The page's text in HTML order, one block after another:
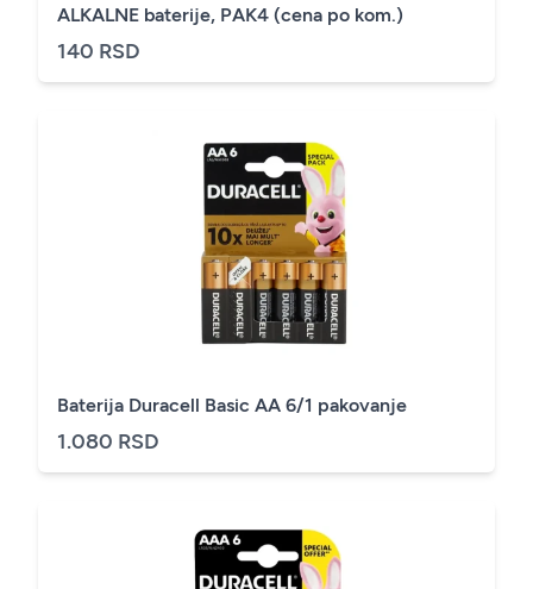
ALKALNE baterije, PAK4 (cena po kom.)
140 RSD
Baterija Duracell Basic AA 6/1 pakovanje
1.080 RSD